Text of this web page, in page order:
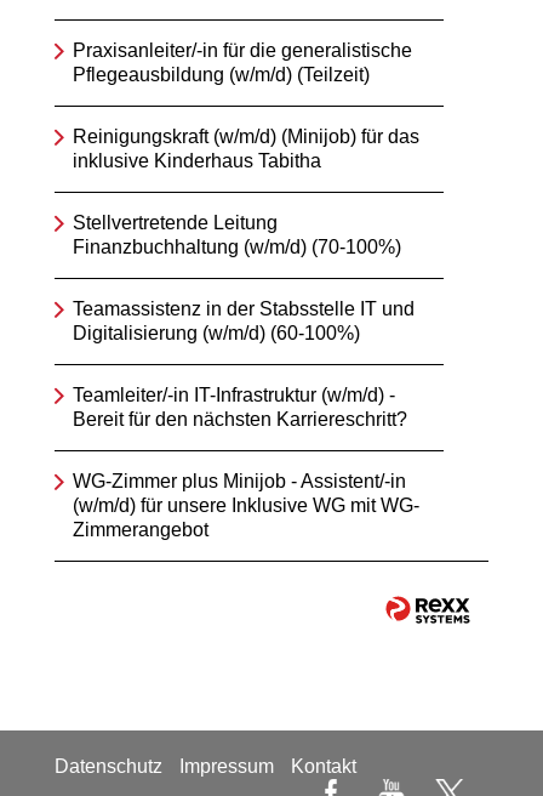
Praxisanleiter/-in für die generalistische
Pflegeausbildung (w/m/d) (Teilzeit)
Reinigungskraft (w/m/d) (Minijob) für das
inklusive Kinderhaus Tabitha
Stellvertretende Leitung
Finanzbuchhaltung (w/m/d) (70-100%)
Teamassistenz in der Stabsstelle IT und
Digitalisierung (w/m/d) (60-100%)
Teamleiter/-in IT-Infrastruktur (w/m/d) -
Bereit für den nächsten Karriereschritt?
WG-Zimmer plus Minijob - Assistent/-in
(w/m/d) für unsere Inklusive WG mit WG-
Zimmerangebot
Datenschutz Impressum Kontakt